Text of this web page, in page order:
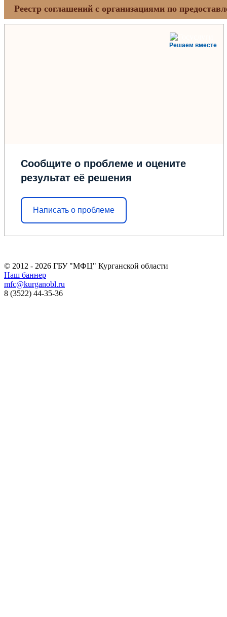
Реестр соглашений с организациями по
Решаем вместе
Сообщите о проблеме и оцените
результат её решения
Написать о проблеме
© 2012 - 2026 ГБУ "МФЦ" Курганской области
Наш баннер
mfc@kurganobl.ru
8 (3522) 44-35-36